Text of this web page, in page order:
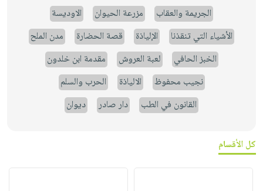
الجريمة والعقاب
مزرعة الحيوان
الاوديسة
الأشياء التي تنقذنا
الإلياذة قصة الحضارة
مدن الملح
الخبز الحافي
لعبة العروش
مقدمة ابن خلدون
نجيب محفوظ
الالياذة
الحرب والسلم
القانون في الطب
دار صادر ديوان
كل الأقسام